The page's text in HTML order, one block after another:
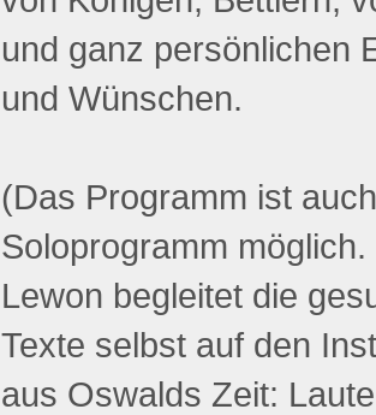
und ganz persönlichen
und Wünschen.
(Das Programm ist
Soloprogramm
Lewon begleitet die
Texte selbst auf den
aus Oswalds Zeit: